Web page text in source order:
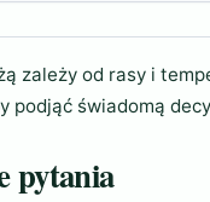
zależy od rasy i
podjąć świadomą
pytania